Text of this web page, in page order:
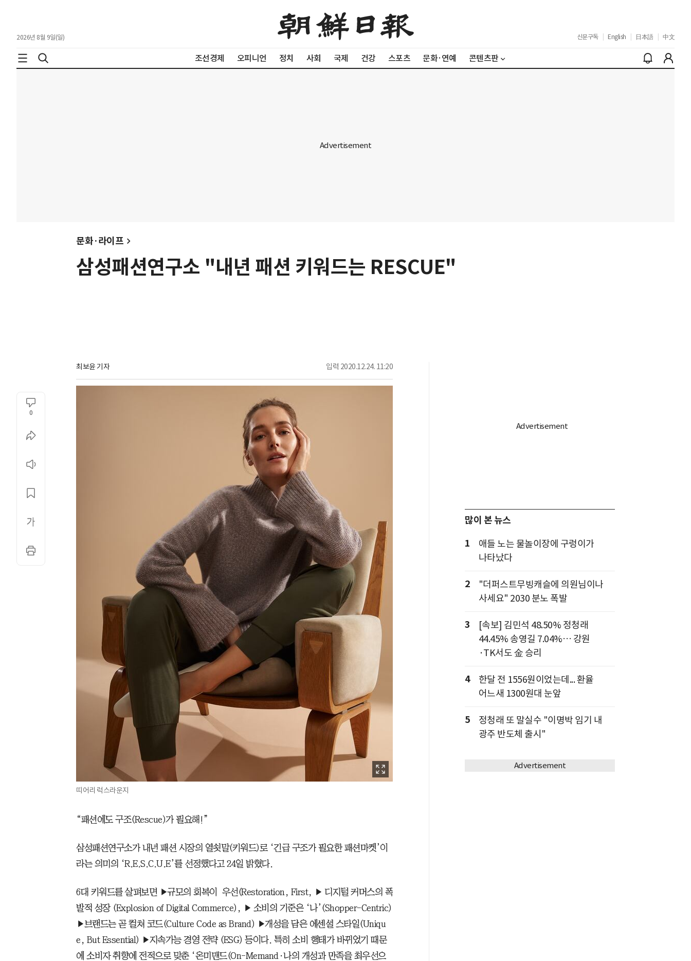
2026년 8월 9일(일) 신문구독 English 日本語 中文
조선경제 오피니언 정치 사회 국제 건강 스포츠 문화·연예 콘텐츠판
문화·라이프
삼성패션연구소 "내년 패션 키워드는 RESCUE"
최보윤 기자 입력 2020.12.24. 11:20
0
띠어리 럭스라운지
“패션에도 구조(Rescue)가 필요해!”
삼성패션연구소가 내년 패션 시장의 열쇳말(키워드)로 ‘긴급 구조가 필요한 패션마켓’이
라는 의미의 ‘R.E.S.C.U.E’를 선정했다고 24일 밝혔다.
6대 키워드를 살펴보면 ▶규모의 회복이 우선(Restoration, First, ▶ 디지털 커머스의 폭
발적 성장 (Explosion of Digital Commerce), ▶ 소비의 기준은 ‘나’(Shopper-Centric)
▶브랜드는 곧 컬쳐 코드(Culture Code as Brand) ▶개성을 담은 에센셜 스타일(Uniqu
e, But Essential) ▶지속가능 경영 전략 (ESG) 등이다. 특히 소비 행태가 바뀌었기 때문
에 소비자 취향에 전적으로 맞춘 ‘온미맨드(On-Memand·나의 개성과 만족을 최우선으
많이 본 뉴스
1
애들 노는 물놀이장에 구렁이가
나타났다
2
"더퍼스트무빙캐슬에 의원님이나
사세요" 2030 분노 폭발
3
[속보] 김민석 48.50% 정청래
44.45% 송영길 7.04%… 강원
·TK서도 金 승리
4
한달 전 1556원이었는데... 환율
어느새 1300원대 눈앞
5
정청래 또 말실수 "이명박 임기 내
광주 반도체 출시"